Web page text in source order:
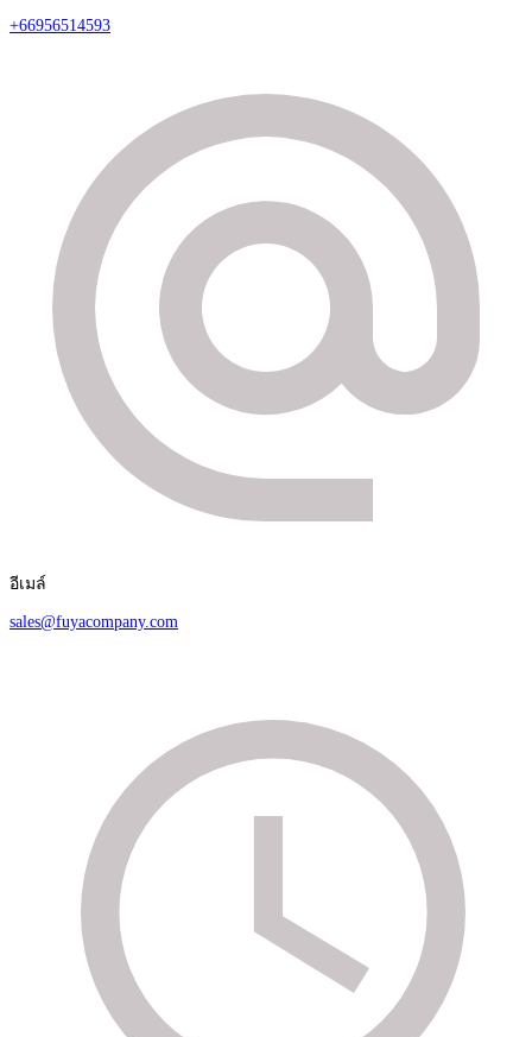
+66956514593
อีเมล์
sales@fuyacompany.com